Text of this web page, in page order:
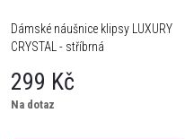
Dámské náušnice klipsy LUXURY
CRYSTAL - stříbrná
299 Kč
Na dotaz